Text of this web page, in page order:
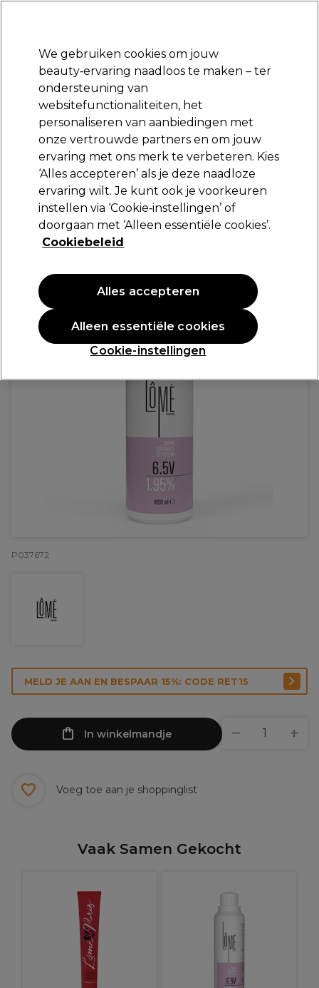
Aanmelden
Merken Deals Haar Elektra
Volgende dag geleverd*
Na verzending, maandag t/m vrijdag
Lômé Paris
Lômé Paris Ontwikkelaar Demi-Permanente
Kleur 1.95%/6.5V 1000ml
(0
P037672
MELD JE AAN EN BESPAAR 15%: CODE RET15
In winkelmandje
Voeg toe aan je shoppinglist
Vaak Samen Gekocht
We gebruiken cookies om jouw
beauty‑ervaring naadloos te maken – ter
ondersteuning van
websitefunctionaliteiten, het
personaliseren van aanbiedingen met
onze vertrouwde partners en om jouw
ervaring met ons merk te verbeteren. Kies
‘Alles accepteren’ als je deze naadloze
ervaring wilt. Je kunt ook je voorkeuren
instellen via ‘Cookie‑instellingen’ of
doorgaan met ‘Alleen essentiële cookies’.
Cookiebeleid
Cookie-instellingen
Alleen essentiële cookies
Alles accepteren